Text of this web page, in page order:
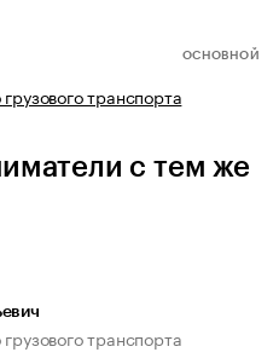
ОСНОВНОЙ
транспорта
с тем же
транспорта